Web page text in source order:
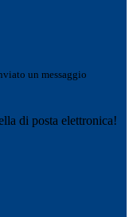
un messaggio
di posta elettronica!